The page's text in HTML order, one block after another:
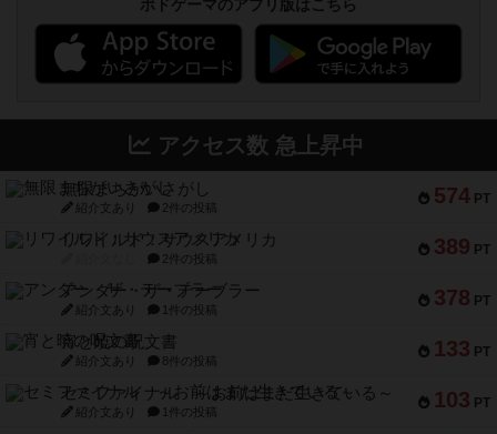
ボドゲーマのアプリ版はこちら
アクセス数 急上昇中
574 PT
無限まちがいさがし
紹介文あり 2件の投稿
389 PT
リワイルド：サウスアメリカ
2件の投稿
378 PT
アンダー・ザ・テーブラー
紹介文あり 1件の投稿
133 PT
宵と暁の呪文書
紹介文あり 8件の投稿
103 PT
セミファイナル ～お前はまだ生きている～
紹介文あり 1件の投稿